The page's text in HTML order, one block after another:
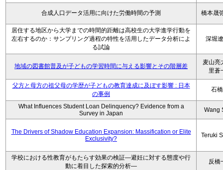
合成人口データ活用に向けた労働時間の予測 橋本晟
居住する地区から大学までの時間的距離は高校生の大学進学行動を
左右するのか：サンプリング過程の特性を活用したデータ分析によ
る試論
深堀
地域の図書館普及が子どもの学習時間に与える影響とその階層差
麦山亮
里蒼
父方と母方の祖父母の学歴が子どもの教育達成に及ぼす影響 : 日本
の事例
石
What Influences Student Loan Delinquency? Evidence from a
Survey in Japan
Wang
The Drivers of Shadow Education Expansion: Massification or Elite
Exclusivity?
Teruki
学校における性教育がもたらす効果の検証―避妊に対する態度や行
動に着目した探索的分析―
反橋